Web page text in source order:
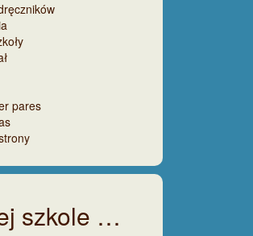
pares
szkole …